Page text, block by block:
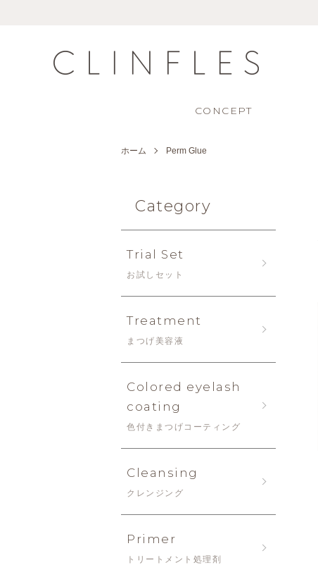
CONCEPT
ホーム Perm Glue
Category
Trial Set
お試しセット
Treatment
まつげ美容液
Colored eyelash
coating
色付きまつげコーティング
Cleansing
クレンジング
Primer
トリートメント処理剤